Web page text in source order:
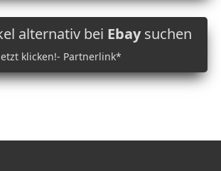
alternativ bei Ebaysuchen
klicken!- Partnerlink*